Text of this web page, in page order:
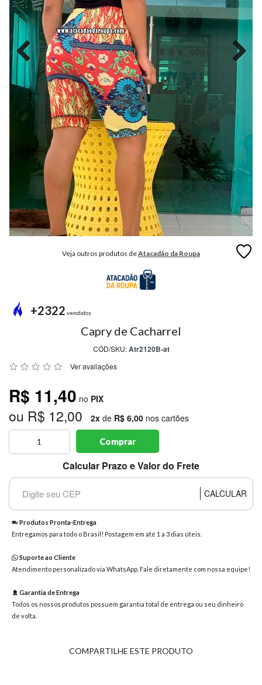
MODA
FITNESS
MODA
GRIFE
MODA
INFANTIL
MODA
INVERNO
MASCULINA
MODA
PLUS
PREÇO
ÚNICO
PROMOÇÕES
MARCAS
ATENDIMENTO
(81)9
8188-
8363
WhatsApp
nos uma
mensagem
Veja outros produtos deAtacadão da Roupa
+2322 vendidos
Capry de Cacharrel
CÓD/SKU:Atr2120B-at
Ver avaliações
R$ 11,40 no PIX
ou R$ 12,00 2x de R$ 6,00 nos cartões
Comprar
Calcular Prazo e Valor do Frete
CALCULAR
Produtos Pronta-Entrega
Entregamos para todo o Brasil! Postagem em até 1 a 3 dias úteis.
Suporte ao Cliente
Atendimento personalizado via WhatsApp. Fale diretamente com nossa equipe!
Garantia de Entrega
Todos os nossos produtos possuem garantia total de entrega ou seu dinheiro
de volta.
COMPARTILHE ESTE PRODUTO